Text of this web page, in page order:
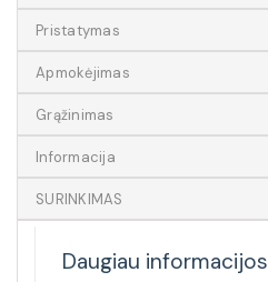
Pristatymas
Apmokėjimas
Grąžinimas
Informacija
SURINKIMAS
Daugiau informacijos